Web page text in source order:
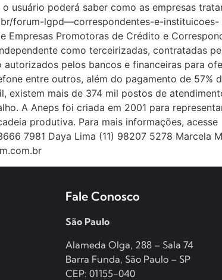
usuário poderá saber como as empresas
forum-lgpd—correspondentes-e-instituicoes-
Empresas Promotoras de Crédito e
como terceirizadas, contratadas
pelos bancos e financeiras para
entre outros, além do pagamento de 57%
existem mais de 374 mil postos de
A Aneps foi criada em 2001 para
produtiva. Para mais informações, acesse
7981 Daya Lima (11) 98207 5278 Marcela
Fale Conosco
São Paulo
Alameda Olga, 288 – Sala 74
Barra Funda, São Paulo – SP
CEP: 01155-040